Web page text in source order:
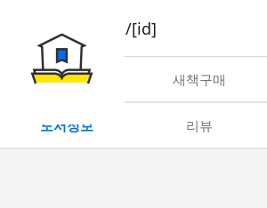
book/rent/[id]
대여 새책구매
도서정보 리뷰